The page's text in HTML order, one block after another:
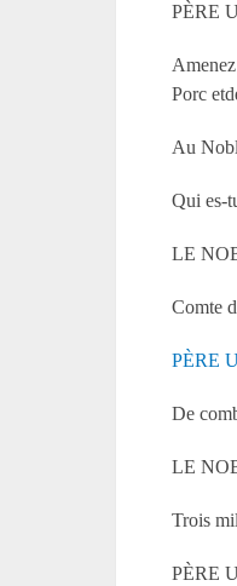
PÈRE
Porc
Au
Qui es-
LE
Comte
PÈRE
De
LE
Trois
PÈRE